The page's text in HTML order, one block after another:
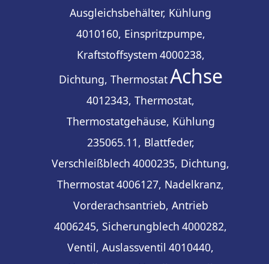
Ausgleichsbehälter, Kühlung
4010160, Einspritzpumpe,
Kraftstoffsystem 4000238,
Dichtung, ThermostatAchse
4012343, Thermostat,
Thermostatgehäuse, Kühlung
235065.11, Blattfeder,
Verschleißblech 4000235, Dichtung,
Thermostat4006127, Nadelkranz,
Vorderachsantrieb, Antrieb
4006245, Sicherungblech 4000282,
Ventil, Auslassventil 4010440,